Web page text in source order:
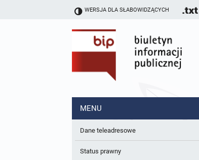
WERSJA DLA SŁABOWIDZĄCYCH
MENU
Dane teleadresowe
Status prawny